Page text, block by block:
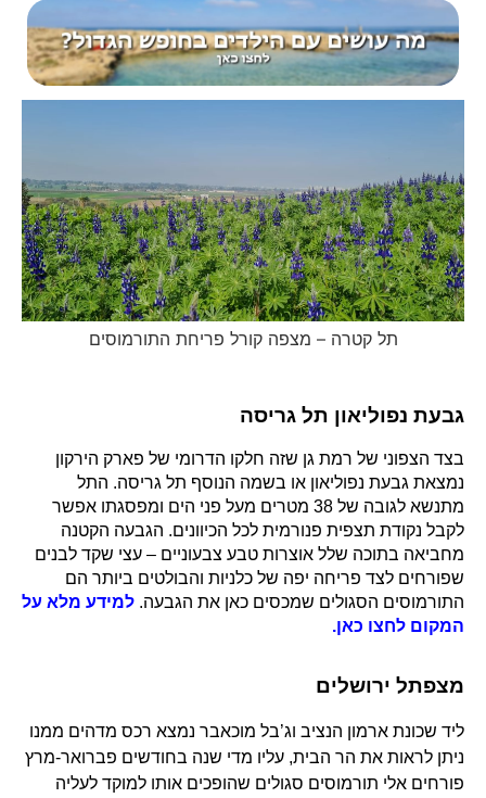
תל קטרה – מצפה קורל פריחת התורמוסים
גבעת נפוליאון תל גריסה
בצד הצפוני של רמת גן שזה חלקו הדרומי של פארק הירקון
נמצאת גבעת נפוליאון או בשמה הנוסף תל גריסה. התל
מתנשא לגובה של 38 מטרים מעל פני הים ומפסגתו אפשר
לקבל נקודת תצפית פנורמית לכל הכיוונים. הגבעה הקטנה
מחביאה בתוכה שלל אוצרות טבע צבעוניים – עצי שקד לבנים
שפורחים לצד פריחה יפה של כלניות והבולטים ביותר הם
התורמוסים הסגולים שמכסים כאן את הגבעה. למידע מלא על
המקום לחצו כאן.
מצפתל ירושלים
ליד שכונת ארמון הנציב וג’בל מוכאבר נמצא רכס מדהים ממנו
ניתן לראות את הר הבית, עליו מדי שנה בחודשים פברואר-מרץ
פורחים אלי תורמוסים סגולים שהופכים אותו למוקד לעליה